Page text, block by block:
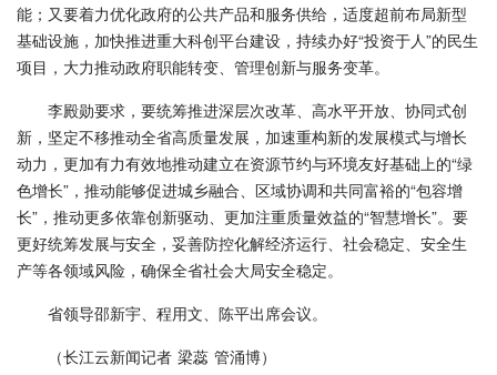
能；又要着力优化政府的公共产品和服务供给，适度超前布局新型
基础设施，加快推进重大科创平台建设，持续办好“投资于人”的民生
项目，大力推动政府职能转变、管理创新与服务变革。
李殿勋要求，要统筹推进深层次改革、高水平开放、协同式创
新，坚定不移推动全省高质量发展，加速重构新的发展模式与增长
动力，更加有力有效地推动建立在资源节约与环境友好基础上的“绿
色增长”，推动能够促进城乡融合、区域协调和共同富裕的“包容增
长”，推动更多依靠创新驱动、更加注重质量效益的“智慧增长”。要
更好统筹发展与安全，妥善防控化解经济运行、社会稳定、安全生
产等各领域风险，确保全省社会大局安全稳定。
省领导邵新宇、程用文、陈平出席会议。
（长江云新闻记者 梁蕊 管涌博）